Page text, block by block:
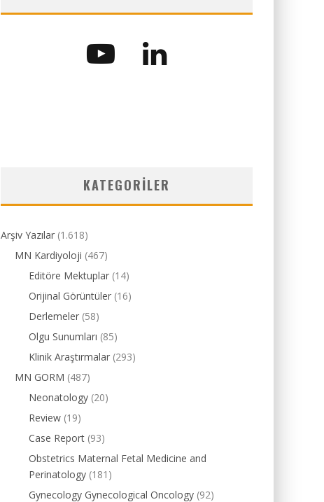
KATEGORILER
Arşiv Yazılar (1.618)
MN Kardiyoloji (467)
Editöre Mektuplar (14)
Orijinal Görüntüler (16)
Derlemeler (58)
Olgu Sunumları (85)
Klinik Araştırmalar (293)
MN GORM (487)
Neonatology (20)
Review (19)
Case Report (93)
Obstetrics Maternal Fetal Medicine and
Perinatology (181)
Gynecology Gynecological Oncology (92)